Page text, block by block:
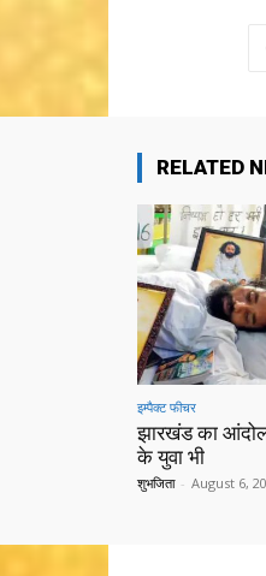
RELATED
इम्पैक्ट फीचर
झारखंड का
के युवा भी
शुभजिता - August 6,